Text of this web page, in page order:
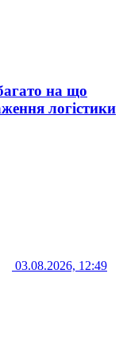
на що
логістики
03.08.2026, 12:49